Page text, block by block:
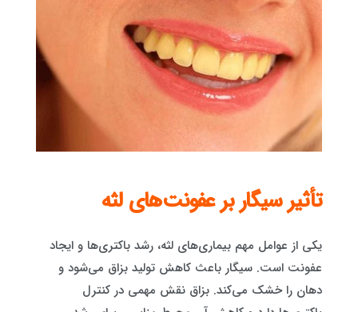
تأثیر سیگار بر عفونت‌های لثه
یکی از عوامل مهم بیماری‌های لثه، رشد باکتری‌ها و ایجاد
عفونت است. سیگار باعث کاهش تولید بزاق می‌شود و
دهان را خشک می‌کند. بزاق نقش مهمی در کنترل